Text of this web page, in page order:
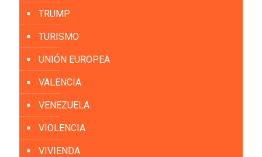
TRUMP
TURISMO
UNIÓN EUROPEA
VALENCIA
VENEZUELA
VIOLENCIA
VIVIENDA